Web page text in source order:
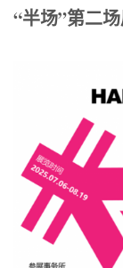
“半场”第二